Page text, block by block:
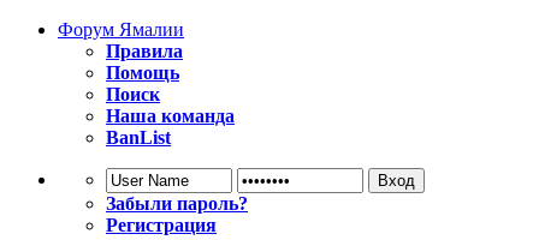
Форум Ямалии
Правила
Помощь
Поиск
Наша команда
BanList
Забыли пароль?
Регистрация